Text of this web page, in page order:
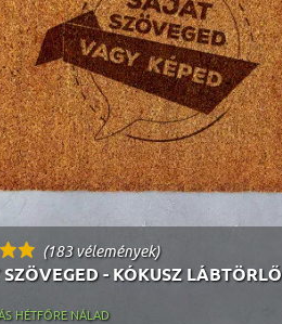
(183 vélemények)
- KÓKUSZ LÁBTÖRLŐ
HÉTFŐRE NÁLAD